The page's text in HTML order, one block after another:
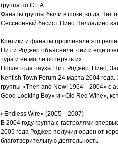
группа по США.
Фанаты группы были в шоке, когда Пит
Сессионный басист Пино Палладино
Критики и фанаты проклинали это
Пит и Роджер объяснили: они и ещё
тура и не могли потерять их.
После года паузы Пит, Роджер, Пино,
Kentish Town Forum 24 марта 2004
группы «Then and Now! 1964—2004» с
Good Looking Boy» и «Old Red Wine»,
«Endless Wire» (2005—2007)
В 2004 году группа с гастролями
2005 года Роджер получил орден от
благотворительную деятельность.